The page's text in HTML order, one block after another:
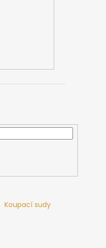
Koupací sudy